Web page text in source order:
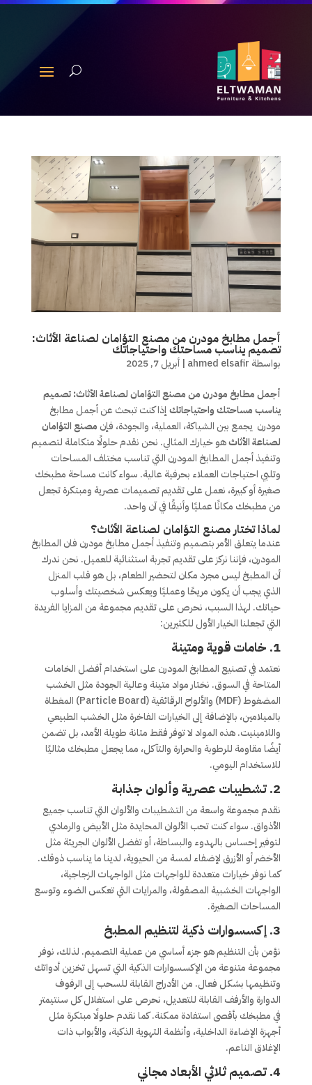
أجمل مطابخ مودرن من مصنع التؤامان لصناعة الأثاث:
تصميم يناسب مساحتك واحتياجاتك
بواسطة ahmed elsafir
| أبريل 7, 2025
أجمل مطابخ مودرن من مصنع التؤامان لصناعة الأثاث: تصميم
يناسب مساحتك واحتياجاتكإذا كنت تبحث عن أجمل مطابخ
مودرن يجمع بين الشياكة، العملية، والجودة، فإن مصنع التؤامان
لصناعة الأثاثهو خيارك المثالي. نحن نقدم حلولًا متكاملة لتصميم
وتنفيذ أجمل المطابخ المودرن التي تناسب مختلف المساحات
وتلبي احتياجات العملاء بحرفية عالية. سواء كانت مساحة مطبخك
صغيرة أو كبيرة، نعمل على تقديم تصميمات عصرية ومبتكرة تجعل
من مطبخك مكانًا عمليًا وأنيقًا في آن واحد.
لماذا تختار مصنع التؤامان لصناعة الأثاث؟
عندما يتعلق الأمر بتصميم وتنفيذ أجمل مطابخ مودرن فان المطابخ
المودرن، فإننا نركز على تقديم تجربة استثنائية للعميل. نحن ندرك
أن المطبخ ليس مجرد مكان لتحضير الطعام، بل هو قلب المنزل
الذي يجب أن يكون مريحًا وعمليًا ويعكس شخصيتك وأسلوب
حياتك. لهذا السبب، نحرص على تقديم مجموعة من المزايا الفريدة
التي تجعلنا الخيار الأول للكثيرين:
1. خامات قوية ومتينة
نعتمد في تصنيع المطابخ المودرن على استخدام أفضل الخامات
المتاحة في السوق. نختار مواد متينة وعالية الجودة مثل الخشب
المضغوط (MDF) والألواح الرقائقية (Particle Board) المغطاة
بالميلامين، بالإضافة إلى الخيارات الفاخرة مثل الخشب الطبيعي
واللامينيت. هذه المواد لا توفر فقط متانة طويلة الأمد، بل تضمن
أيضًا مقاومة للرطوبة والحرارة والتآكل، مما يجعل مطبخك مثاليًا
للاستخدام اليومي.
2. تشطيبات عصرية وألوان جذابة
نقدم مجموعة واسعة من التشطيبات والألوان التي تناسب جميع
الأذواق. سواء كنت تحب الألوان المحايدة مثل الأبيض والرمادي
لتوفير إحساس بالهدوء والبساطة، أو تفضل الألوان الجريئة مثل
الأخضر أو الأزرق لإضفاء لمسة من الحيوية، لدينا ما يناسب ذوقك.
كما نوفر خيارات متعددة للواجهات مثل الواجهات الزجاجية،
الواجهات الخشبية المصقولة، والمرايات التي تعكس الضوء وتوسع
المساحات الصغيرة.
3. إكسسوارات ذكية لتنظيم المطبخ
نؤمن بأن التنظيم هو جزء أساسي من عملية التصميم. لذلك، نوفر
مجموعة متنوعة من الإكسسوارات الذكية التي تسهل تخزين أدواتك
وتنظيمها بشكل فعال. من الأدراج القابلة للسحب إلى الرفوف
الدوارة والأرفف القابلة للتعديل، نحرص على استغلال كل سنتيمتر
في مطبخك بأقصى استفادة ممكنة. كما نقدم حلولًا مبتكرة مثل
أجهزة الإضاءة الداخلية، وأنظمة التهوية الذكية، والأبواب ذات
الإغلاق الناعم.
4. تصميم ثلاثي الأبعاد مجاني